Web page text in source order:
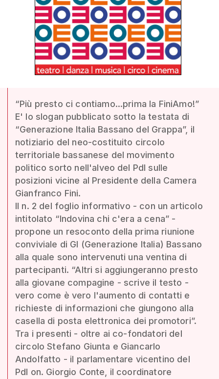
“Più presto ci contiamo...prima la FiniAmo!”
E' lo slogan pubblicato sotto la testata di
“Generazione Italia Bassano del Grappa”, il
notiziario del neo-costituito circolo
territoriale bassanese del movimento
politico sorto nell'alveo del Pdl sulle
posizioni vicine al Presidente della Camera
Gianfranco Fini.
Il n. 2 del foglio informativo - con un articolo
intitolato “Indovina chi c'era a cena” -
propone un resoconto della prima riunione
conviviale di GI (Generazione Italia) Bassano
alla quale sono intervenuti una ventina di
partecipanti. “Altri si aggiungeranno presto
alla giovane compagine - scrive il testo -
vero come è vero l'aumento di contatti e
richieste di informazioni che giungono alla
casella di posta elettronica dei promotori”.
Tra i presenti - oltre ai co-fondatori del
circolo Stefano Giunta e Giancarlo
Andolfatto - il parlamentare vicentino del
Pdl on. Giorgio Conte, il coordinatore